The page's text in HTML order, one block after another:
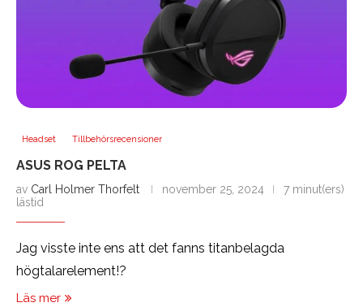
Headset Tillbehörsrecensioner
ASUS ROG PELTA
av Carl Holmer Thorfelt november 25, 2024
7 minut(ers)
lästid
Jag visste inte ens att det fanns titanbelagda
högtalarelement!?
Läs mer